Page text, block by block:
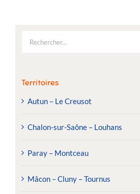
Rechercher:
Territoires
Autun – Le Creusot
Chalon-sur-Saône – Louhans
Paray – Montceau
Mâcon – Cluny – Tournus